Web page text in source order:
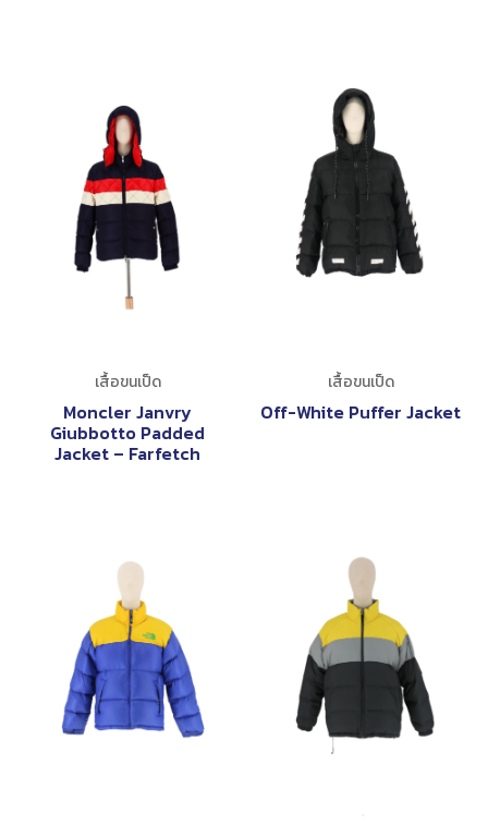
เสื้อขนเป็ด
Moncler Janvry
Giubbotto Padded
Jacket – Farfetch
เสื้อขนเป็ด
Off-White Puffer Jacket